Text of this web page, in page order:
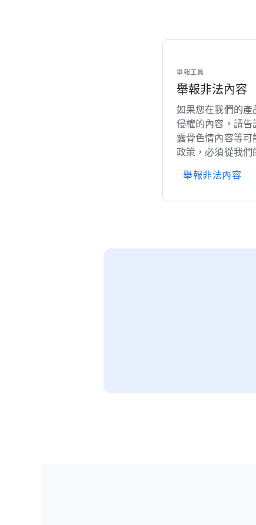
舉報​工​具
舉報非​法​內容
如果​您​在​我們​的​
侵權​的​內容，​請​告
露骨色情​內容​等​
政策，​必須​從​我們​
舉報非​法​內容